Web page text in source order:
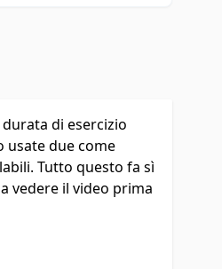
di esercizio
usate due come
Tutto questo fa sì
vedere il video prima